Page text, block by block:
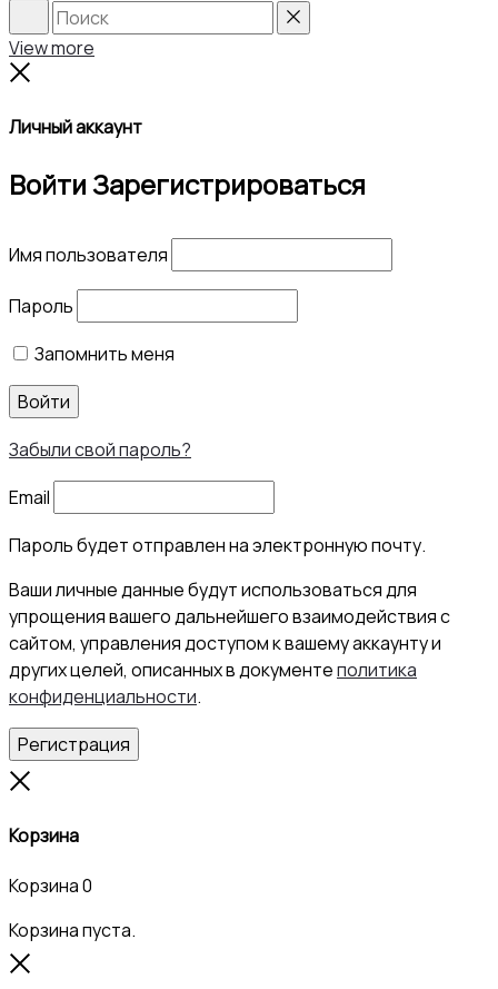
Search
View more
Личный аккаунт
ВойтиЗарегистрироваться
Имя пользователя
Пароль
Запомнить меня
Войти
Забыли свой пароль?
Email
Пароль будет отправлен на электронную почту.
Ваши личные данные будут использоваться для
упрощения вашего дальнейшего взаимодействия с
сайтом, управления доступом к вашему аккаунту и
других целей, описанных в документеполитика
конфиденциальности.
Регистрация
Корзина
Корзина0
Корзина пуста.